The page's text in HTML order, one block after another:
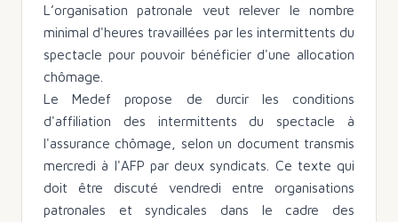
L’organisation patronale veut relever le nombre
minimal d'heures travaillées par les intermittents du
spectacle pour pouvoir bénéficier d'une allocation
chômage.
Le Medef propose de durcir les conditions
d'affiliation des intermittents du spectacle à
l'assurance chômage, selon un document transmis
mercredi à l'AFP par deux syndicats. Ce texte qui
doit être discuté vendredi entre organisations
patronales et syndicales dans le cadre des